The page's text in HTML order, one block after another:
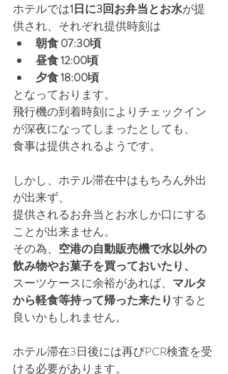
ホテルでは1日に3回お弁当とお水が提
供され、それぞれ提供時刻は
朝食 07:30頃
昼食 12:00頃
夕食 18:00頃
となっております。
飛行機の到着時刻によりチェックイン
が深夜になってしまったとしても、
食事は提供されるようです。
しかし、ホテル滞在中はもちろん外出
が出来ず、
提供されるお弁当とお水しか口にする
ことが出来ません。
その為、 空港の自動販売機で水以外の
飲み物やお菓子を買っておいたり、
スーツケースに余裕があれば、 マルタ
から軽食等持って帰った来たりすると
良いかもしれません。
ホテル滞在3日後には再びPCR検査を受
ける必要があります。